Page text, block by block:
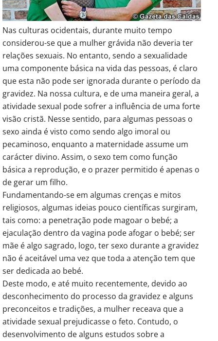
Nas culturas ocidentais, durante muito tempo
considerou-se que a mulher grávida não deveria ter
relações sexuais. No entanto, sendo a sexualidade
uma componente básica na vida das pessoas, é claro
que esta não pode ser ignorada durante o período da
gravidez. Na nossa cultura, e de uma maneira geral, a
atividade sexual pode sofrer a influência de uma forte
visão cristã. Nesse sentido, para algumas pessoas o
sexo ainda é visto como sendo algo imoral ou
pecaminoso, enquanto a maternidade assume um
carácter divino. Assim, o sexo tem como função
básica a reprodução, e o prazer permitido é apenas o
de gerar um filho.
Fundamentando-se em algumas crenças e mitos
religiosos, algumas ideias pouco científicas surgiram,
tais como: a penetração pode magoar o bebé; a
ejaculação dentro da vagina pode afogar o bebé; ser
mãe é algo sagrado, logo, ter sexo durante a gravidez
não é aceitável uma vez que toda a atenção tem que
ser dedicada ao bebé.
Deste modo, e até muito recentemente, devido ao
desconhecimento do processo da gravidez e alguns
preconceitos e tradições, a mulher receava que a
atividade sexual prejudicasse o feto. Contudo, o
desenvolvimento de alguns estudos sobre a